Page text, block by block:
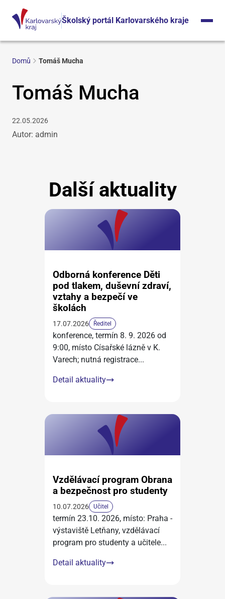
Školský portál Karlovarského kraje
Domů Tomáš Mucha
Tomáš Mucha
22.05.2026
Autor: admin
Další aktuality
Odborná konference Děti
pod tlakem, duševní zdraví,
vztahy a bezpečí ve
školách
17.07.2026 Ředitel
konference, termín 8. 9. 2026 od
9:00, místo Císařské lázně v K.
Varech; nutná registrace...
Detail aktuality
Vzdělávací program Obrana
a bezpečnost pro studenty
10.07.2026 Učitel
termín 23.10. 2026, místo: Praha -
výstaviště Letňany, vzdělávací
program pro studenty a učitele...
Detail aktuality